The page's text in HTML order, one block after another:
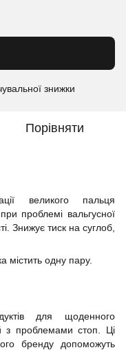
знижки
Порівняти
великого пальця
проблемі вальгусної
Знижує тиск на суглоб,
містить одну пару.
для щоденного
з проблемами стоп. Ці
бренду допоможуть